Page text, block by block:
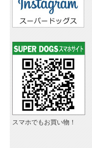
スマホでもお買い物！